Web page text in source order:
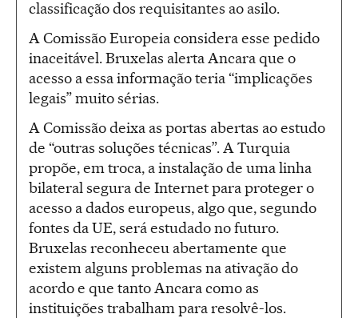
classificação dos requisitantes ao asilo.
A Comissão Europeia considera esse pedido
inaceitável. Bruxelas alerta Ancara que o
acesso a essa informação teria “implicações
legais” muito sérias.
A Comissão deixa as portas abertas ao estudo
de “outras soluções técnicas”. A Turquia
propõe, em troca, a instalação de uma linha
bilateral segura de Internet para proteger o
acesso a dados europeus, algo que, segundo
fontes da UE, será estudado no futuro.
Bruxelas reconheceu abertamente que
existem alguns problemas na ativação do
acordo e que tanto Ancara como as
instituições trabalham para resolvê-los.